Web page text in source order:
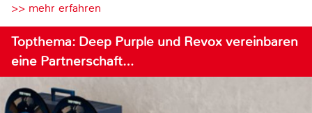
>> mehr erfahren
Topthema: Deep Purple und Revox vereinbaren
eine Partnerschaft…